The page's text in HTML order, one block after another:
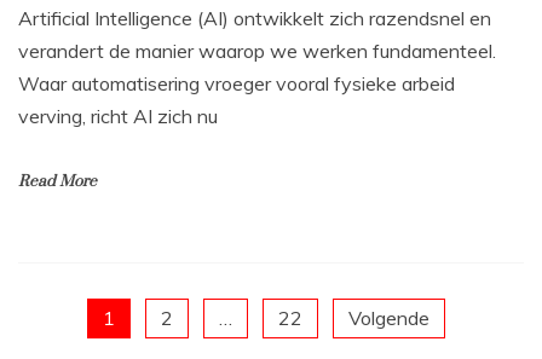
Artificial Intelligence (AI) ontwikkelt zich razendsnel en
verandert de manier waarop we werken fundamenteel.
Waar automatisering vroeger vooral fysieke arbeid
verving, richt AI zich nu
Read More
Berichten
1 2 … 22 Volgende